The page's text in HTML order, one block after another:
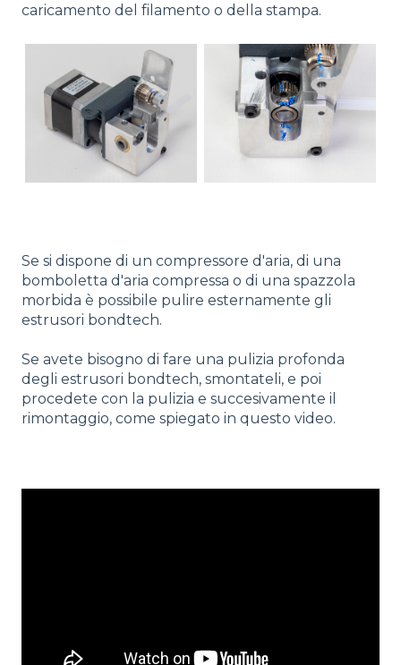
caricamento del filamento o della stampa.
Se si dispone di un compressore d'aria, di una
bomboletta d'aria compressa o di una spazzola
morbida è possibile pulire esternamente gli
estrusori bondtech.
Se avete bisogno di fare una pulizia profonda
degli estrusori bondtech, smontateli, e poi
procedete con la pulizia e succesivamente il
rimontaggio, come spiegato in questo video.